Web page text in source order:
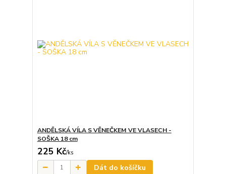
ANDĚLSKÁ VÍLA S VĚNEČKEM VE VLASECH -
SOŠKA 18 cm
225 Kč/ks
Dát do košíčku